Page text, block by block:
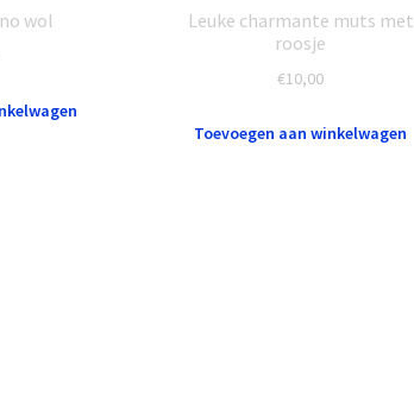
wol
Leuke charmante muts met
roosje
€10,00
Toevoegen aan winkelwagen